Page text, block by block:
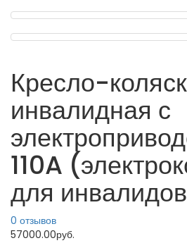
Кресло-
инвалидная с
110A
для
0 отзывов
57000.00руб.